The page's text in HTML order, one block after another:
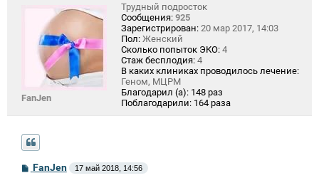
FanJen
Трудный подросток
Сообщения: 925
Зарегистрирован: 20 мар 2017, 14:03
Пол: Женский
Сколько попыток ЭКО: 4
Стаж бесплодия: 4
В каких клиниках проводилось лечение:
Геном, МЦРМ
Благодарил (а): 148 раз
Поблагодарили: 164 раза
С
о
FanJen 17 май 2018, 14:56